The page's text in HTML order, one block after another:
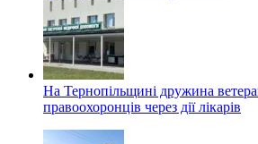
На Тернопільщині дружина
правоохоронців через дії лікарів